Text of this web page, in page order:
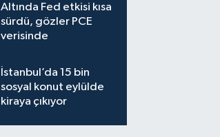
Altında Fed etkisi kısa
sürdü, gözler PCE
verisinde
İstanbul’da 15 bin
sosyal konut eylülde
kiraya çıkıyor